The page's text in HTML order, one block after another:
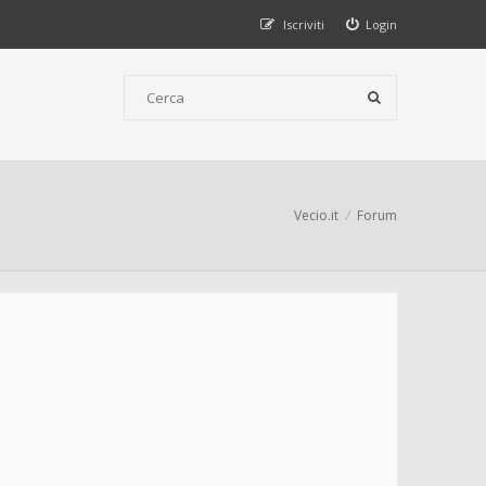
Login
Iscriviti
Vecio.it Forum